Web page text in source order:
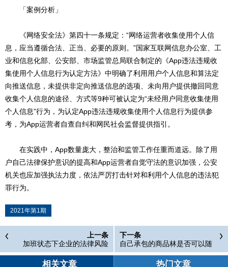
「案例分析」
《网络安全法》第四十一条规定：“网络运营者收集使用个人信
息，应当遵循合法、正当、必要的原则。”国家互联网信息办公室、工
业和信息化部、公安部、市场监管总局联合制定的《App违法违规收
集使用个人信息行为认定方法》中明确了利用用户个人信息和算法定
向推送信息，未提供非定向推送信息的选项、未向用户提供撤回同意
收集个人信息的途径、方式等9种可被认定为“未经用户同意收集使用
个人信息”行为，为认定App违法违规收集使用个人信息行为提供参
考，为App运营者自查自纠和网民社会监督提供指引。
在实践中，App数量庞大，整治和监管工作任重而道远。除了用
户自己法律保护意识的提高和App运营者自觉守法的意识加强，公安
机关也应加强执法力度，依法严厉打击针对和利用个人信息的违法犯
罪行为。
2021年第1期
上一条
加班状态下企业的法律风险
下一条
自己承包的商品林是否可以随
意砍伐
相关文章 热门文章